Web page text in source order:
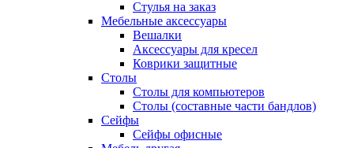
Стулья на заказ
Мебельные аксессуары
Вешалки
Аксессуары для кресел
Коврики защитные
Столы
Столы для компьютеров
Столы (составные части бандлов)
Сейфы
Сейфы офисные